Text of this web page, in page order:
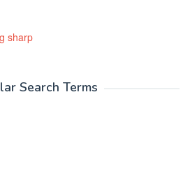
sharp
Search Terms